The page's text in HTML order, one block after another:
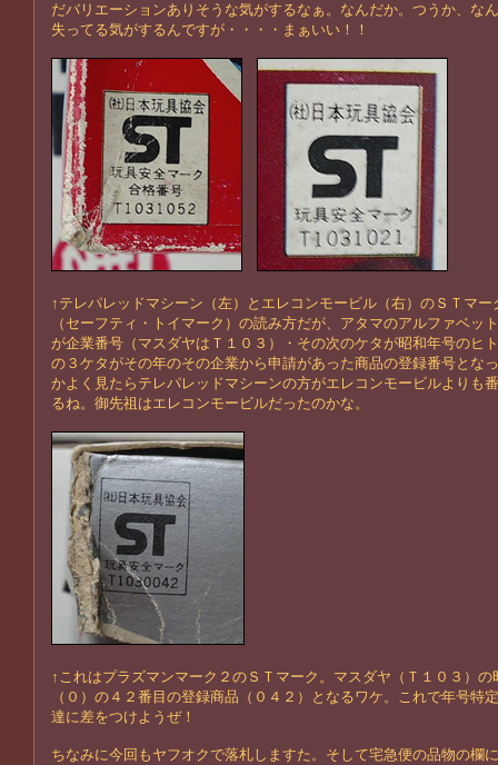
だバリエーションありそうな気がするなぁ。なんだか。つうか、な
失ってる気がするんですが・・・・まぁいい！！
↑テレパレッドマシーン（左）とエレコンモービル（右）のＳＴマー
（セーフティ・トイマーク）の読み方だが、アタマのアルファベッ
が企業番号（マスダヤはＴ１０３）・その次のケタが昭和年号のヒ
の３ケタがその年のその企業から申請があった商品の登録番号とな
かよく見たらテレパレッドマシーンの方がエレコンモービルよりも
るね。御先祖はエレコンモービルだったのかな。
↑これはプラズマンマーク２のＳＴマーク。マスダヤ（Ｔ１０３）の
（０）の４２番目の登録商品（０４２）となるワケ。これで年号特
達に差をつけようぜ！
ちなみに今回もヤフオクで落札しますた。そして宅急便の品物の欄